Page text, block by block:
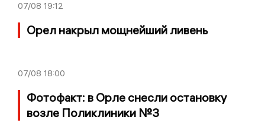
07/08 19:12
Орел накрыл мощнейший ливень
07/08 18:00
Фотофакт: в Орле снесли остановку
возле Поликлиники №3